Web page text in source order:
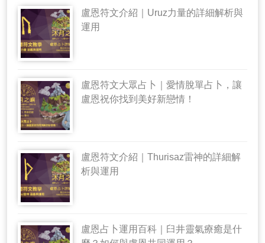
盧恩符文介紹｜Uruz力量的詳細解析與
運用
盧恩符文大眾占卜｜愛情脫單占卜，讓
盧恩祝你找到美好新戀情！
盧恩符文介紹｜Thurisaz雷神的詳細解
析與運用
盧恩占卜運用百科｜臼井靈氣療癒是什